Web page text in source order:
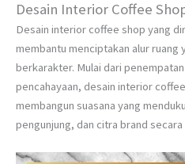
Desain Interior Coffee
Desain interior coffee shop yang
membantu menciptakan alur ruang
berkarakter. Mulai dari
pencahayaan, desain interior
membangun suasana yang
pengunjung, dan citra brand secara